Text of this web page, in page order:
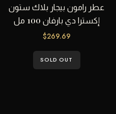
عطر رامون بيجار بلاك ستون
إكسترا دي بارفان 100 مل
$269.69
SOLD OUT